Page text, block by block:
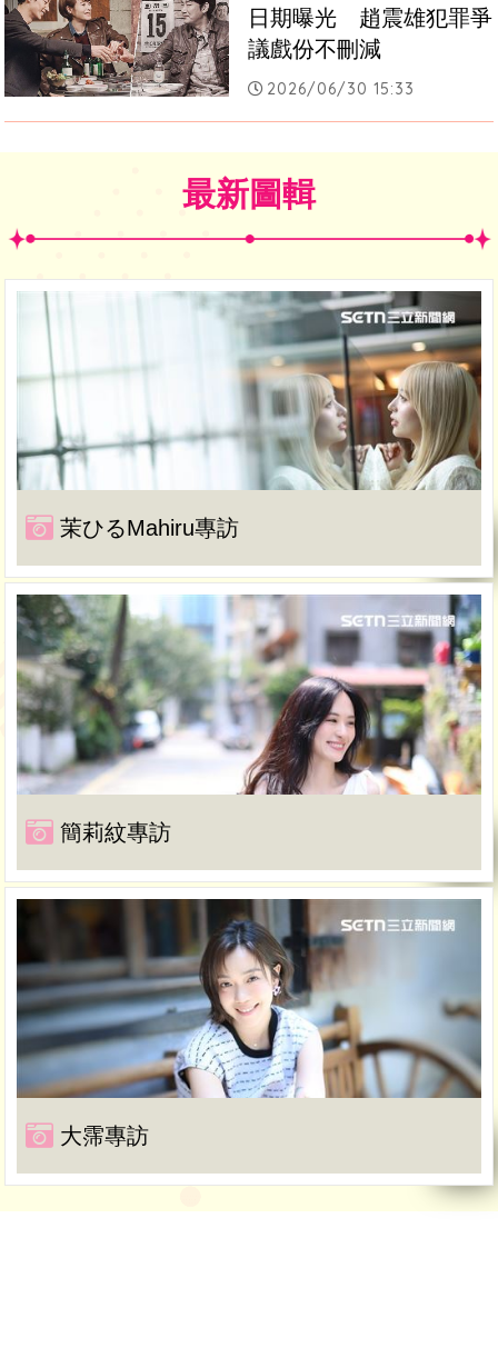
日期曝光　趙震雄犯罪爭
議戲份不刪減
2026/06/30 15:33
最新圖輯
茉ひるMahiru專訪
簡莉紋專訪
大霈專訪